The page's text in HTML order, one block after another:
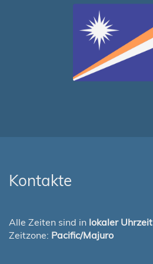
Kontakte
Alle Zeiten sind in lokaler Uhrzeit
Zeitzone: Pacific/Majuro